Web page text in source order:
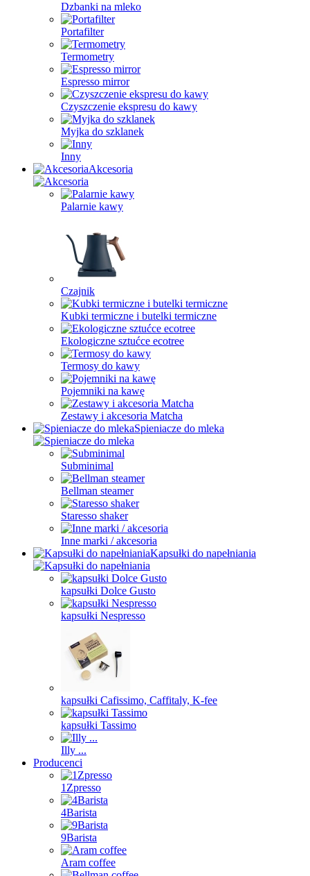
Dzbanki na mleko
Portafilter
Termometry
Espresso mirror
Czyszczenie ekspresu do kawy
Myjka do szklanek
Inny
Akcesoria
Palarnie kawy
Czajnik
Kubki termiczne i butelki termiczne
Ekologiczne sztućce ecotree
Termosy do kawy
Pojemniki na kawę
Zestawy i akcesoria Matcha
Spieniacze do mleka
Subminimal
Bellman steamer
Staresso shaker
Inne marki / akcesoria
Kapsułki do napełniania
kapsułki Dolce Gusto
kapsułki Nespresso
kapsułki Cafissimo, Caffitaly, K-fee
kapsułki Tassimo
Illy ...
Producenci
1Zpresso
4Barista
9Barista
Aram coffee